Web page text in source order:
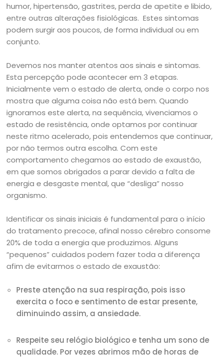
humor, hipertensão, gastrites, perda de apetite e libido,
entre outras alterações fisiológicas. Estes sintomas
podem surgir aos poucos, de forma individual ou em
conjunto.
Devemos nos manter atentos aos sinais e sintomas.
Esta percepção pode acontecer em 3 etapas.
Inicialmente vem o estado de alerta, onde o corpo nos
mostra que alguma coisa não está bem. Quando
ignoramos este alerta, na sequência, vivenciamos o
estado de resistência, onde optamos por continuar
neste ritmo acelerado, pois entendemos que continuar,
por não termos outra escolha. Com este
comportamento chegamos ao estado de exaustão,
em que somos obrigados a parar devido a falta de
energia e desgaste mental, que “desliga” nosso
organismo.
Identificar os sinais iniciais é fundamental para o início
do tratamento precoce, afinal nosso cérebro consome
20% de toda a energia que produzimos. Alguns
“pequenos” cuidados podem fazer toda a diferença
afim de evitarmos o estado de exaustão:
Preste atenção na sua respiração, pois isso
exercita o foco e sentimento de estar presente,
diminuindo assim, a ansiedade.
Respeite seu relógio biológico e tenha um sono de
qualidade. Por vezes abrimos mão de horas de